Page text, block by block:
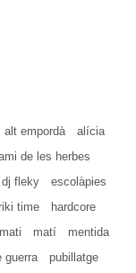
alt empordà
alícia
de les herbes
dj fleky
escolàpies
time
hardcore
mati matí
mentida
guerra
pubillatge